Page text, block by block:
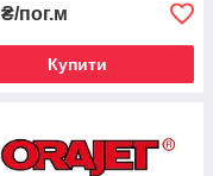
₴/пог.м
Купити